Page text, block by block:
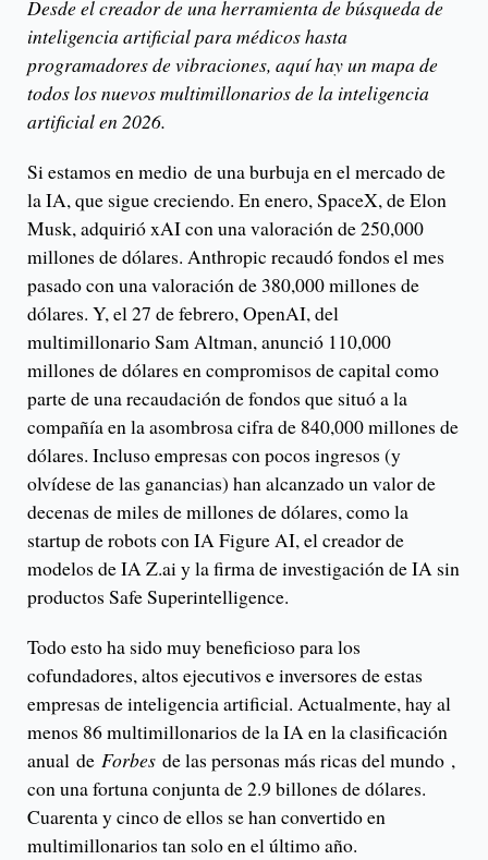
Desde el creador de una herramienta de búsqueda de
inteligencia artificial para médicos hasta
programadores de vibraciones, aquí hay un mapa de
todos los nuevos multimillonarios de la inteligencia
artificial en 2026.
Si estamos en medio de una burbuja en el mercado de
la IA, que sigue creciendo. En enero, SpaceX, de Elon
Musk, adquirió xAI con una valoración de 250,000
millones de dólares. Anthropic recaudó fondos el mes
pasado con una valoración de 380,000 millones de
dólares. Y, el 27 de febrero, OpenAI, del
multimillonario Sam Altman, anunció 110,000
millones de dólares en compromisos de capital como
parte de una recaudación de fondos que situó a la
compañía en la asombrosa cifra de 840,000 millones de
dólares. Incluso empresas con pocos ingresos (y
olvídese de las ganancias) han alcanzado un valor de
decenas de miles de millones de dólares, como la
startup de robots con IA Figure AI, el creador de
modelos de IA Z.ai y la firma de investigación de IA sin
productos Safe Superintelligence.
Todo esto ha sido muy beneficioso para los
cofundadores, altos ejecutivos e inversores de estas
empresas de inteligencia artificial. Actualmente, hay al
menos 86 multimillonarios de la IA en la clasificación
anual de Forbes de las personas más ricas del mundo ,
con una fortuna conjunta de 2.9 billones de dólares.
Cuarenta y cinco de ellos se han convertido en
multimillonarios tan solo en el último año.